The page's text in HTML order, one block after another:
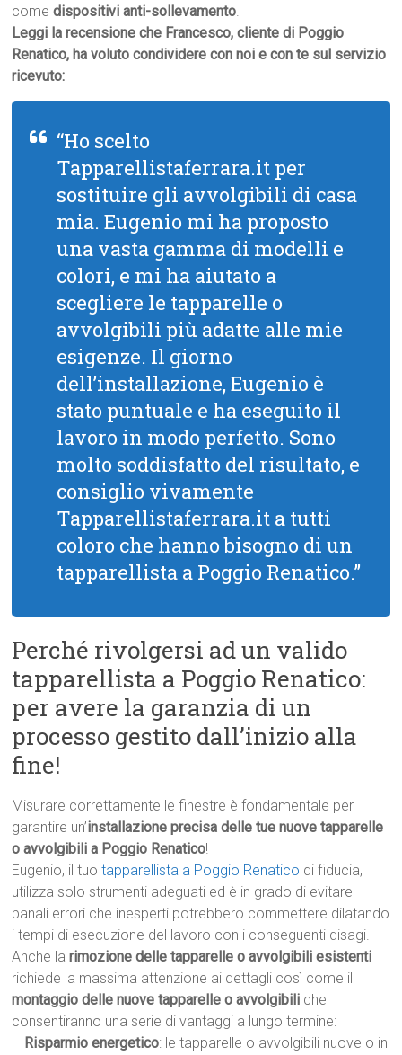
comedispositivi anti-sollevamento.
Leggi la recensione che Francesco, cliente di Poggio
Renatico, ha voluto condividere con noi e con te sul servizio
ricevuto:
“Ho scelto
Tapparellistaferrara.it per
sostituire gli avvolgibili di casa
mia. Eugenio mi ha proposto
una vasta gamma di modelli e
colori, e mi ha aiutato a
scegliere le tapparelle o
avvolgibili più adatte alle mie
esigenze. Il giorno
dell’installazione, Eugenio è
stato puntuale e ha eseguito il
lavoro in modo perfetto. Sono
molto soddisfatto del risultato, e
consiglio vivamente
Tapparellistaferrara.it a tutti
coloro che hanno bisogno di un
tapparellista a Poggio Renatico.”
Perché rivolgersi ad un valido
tapparellista a Poggio Renatico:
per avere la garanzia di un
processo gestito dall’inizio alla
fine!
Misurare correttamente le finestre è fondamentale per
garantire un’installazione precisa delle tue nuove tapparelle
o avvolgibili a Poggio Renatico!
Eugenio, il tuotapparellista a Poggio Renatico di fiducia,
utilizza solo strumenti adeguati ed è in grado di evitare
banali errori che inesperti potrebbero commettere dilatando
i tempi di esecuzione del lavoro con i conseguenti disagi.
Anche larimozione delle tapparelle o avvolgibili esistenti
richiede la massima attenzione ai dettagli così come il
montaggio delle nuove tapparelle o avvolgibili che
consentiranno una serie di vantaggi a lungo termine:
– Risparmio energetico: le tapparelle o avvolgibili nuove o in